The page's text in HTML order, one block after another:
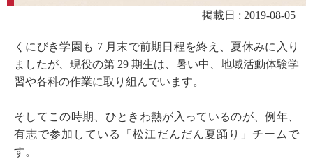
掲載日 : 2019-08-05
くにびき学園も 7 月末で前期日程を終え、夏休みに入り
ましたが、現役の第 29 期生は、暑い中、地域活動体験学
習や各科の作業に取り組んでいます。
そしてこの時期、ひときわ熱が入っているのが、例年、
有志で参加している「松江だんだん夏踊り」チームで
す。